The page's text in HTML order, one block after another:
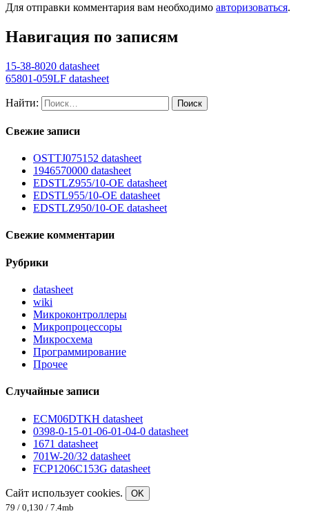
Для отправки комментария вам необходимо авторизоваться.
Навигация по записям
15-38-8020 datasheet
65801-059LF datasheet
Найти:
Свежие записи
OSTTJ075152 datasheet
1946570000 datasheet
EDSTLZ955/10-OE datasheet
EDSTL955/10-OE datasheet
EDSTLZ950/10-OE datasheet
Свежие комментарии
Рубрики
datasheet
wiki
Микроконтроллеры
Микропроцессоры
Микросхема
Программирование
Прочее
Случайные записи
ECM06DTKH datasheet
0398-0-15-01-06-01-04-0 datasheet
1671 datasheet
701W-20/32 datasheet
FCP1206C153G datasheet
Сайт использует cookies.
OK
79 / 0,130 / 7.4mb